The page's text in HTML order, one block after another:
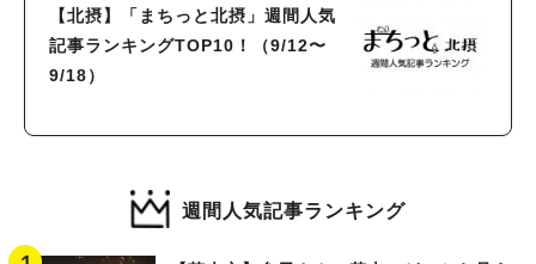
【北摂】「まちっと北摂」週間人気
記事ランキングTOP10！（9/12〜
9/18）
週間人気記事ランキング